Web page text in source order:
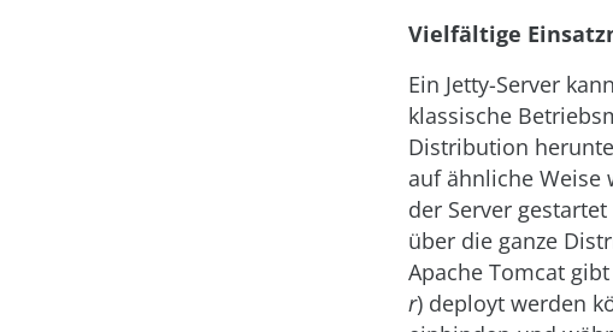
Vielfältige
Ein Jetty-Server
klassische
Distribution
auf ähnliche Weise
der Server
über die ganze
Apache Tomcat
r) deployt werden